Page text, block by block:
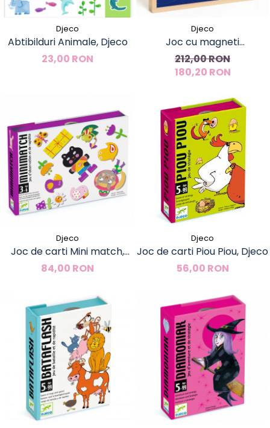
Djeco
Abtibilduri Animale, Djeco
23,00 RON
Djeco
Joc cu magneti
Geobonhomme, Djeco
212,00 RON
180,20 RON
Djeco
Joc de carti Mini match,
Djeco
84,00 RON
Djeco
Joc de carti Piou Piou, Djeco
56,00 RON